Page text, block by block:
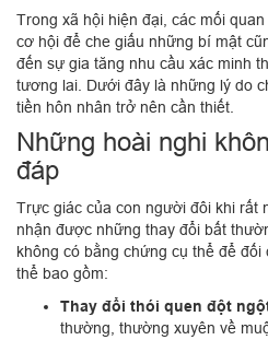
Trong xã hội hiện đại, các mối
cơ hội để che giấu những bí mật
đến sự gia tăng nhu cầu xác minh
tương lai. Dưới đây là những lý do
tiền hôn nhân trở nên cần thiết.
Những hoài nghi
đáp
Trực giác của con người đôi khi rất
nhận được những thay đổi bất
không có bằng chứng cụ thể để
thể bao gồm:
Thay đổi thói quen đột
thường, thường xuyên về